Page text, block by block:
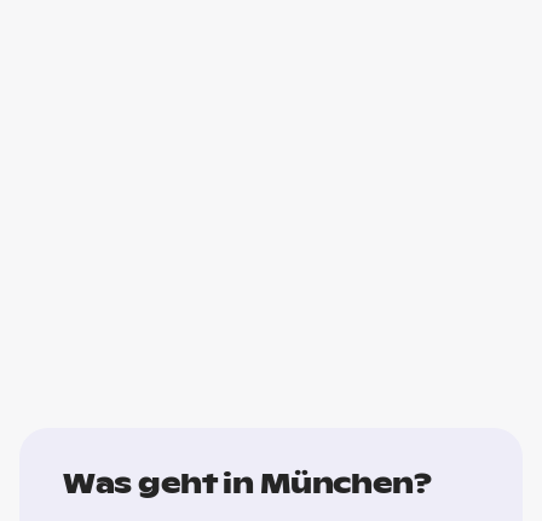
Was geht in München?